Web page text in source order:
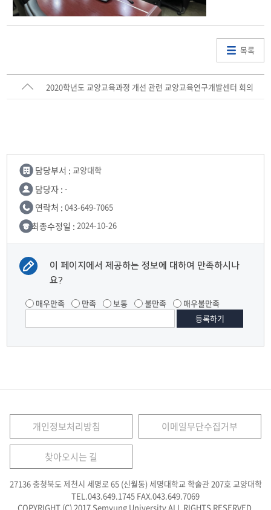
목록
2020학년도 교양교육과정 개선 관련 교양교육연구개발센터 회의
담당부서 : 교양대학
담당자 : -
연락처 : 043-649-7065
최종수정일 : 2024-10-26
이 페이지에서 제공하는 정보에 대하여 만족하시나
요?
매우만족 만족 보통 불만족 매우불만족
개인정보처리방침 이메일무단수집거부
찾아오시는 길
27136 충청북도 제천시 세명로 65 (신월동) 세명대학교 학술관 207호 교양대학
TEL.043.649.1745 FAX.043.649.7069
COPYRIGHT (C) 2017 Semyung University ALL RIGHTS RESERVED.